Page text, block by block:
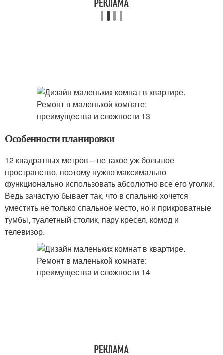
Особенности планировки
12 квадратных метров – не такое уж большое
пространство, поэтому нужно максимально
функционально использовать абсолютно все его уголки.
Ведь зачастую бывает так, что в спальню хочется
уместить не только спальное место, но и прикроватные
тумбы, туалетный столик, пару кресел, комод и
телевизор.